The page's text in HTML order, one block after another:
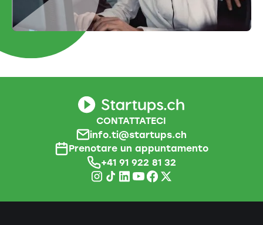
CONTATTATECI
info.ti@startups.ch
Prenotare un appuntamento
+41 91 922 81 32